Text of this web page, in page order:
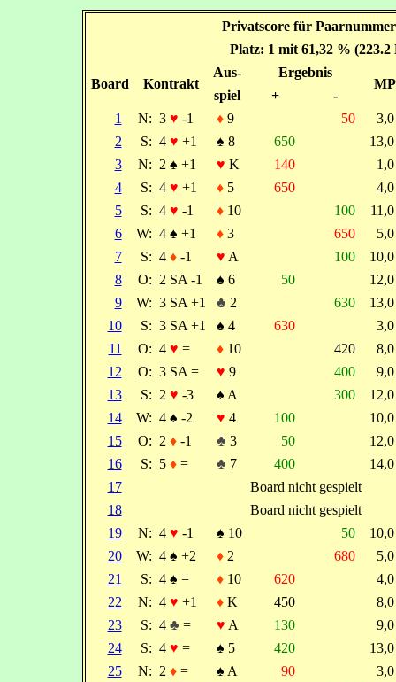
Privatscore für
Platz: 1 mit 61,32 %
Board Kontrakt
Aus- Ergebnis
MP
spiel +
-
1
N: 3 ♥ -1 ♦9 50
2
S: 4 ♥ +1 ♠ 8 650
3
N: 2 ♠ +1 ♥ K 140
4
S: 4 ♥ +1 ♦5 650
5
S: 4 ♥ -1 ♦10 100
6
W: 4 ♠ +1 ♦3 650
7
S: 4 ♦-1 ♥ A 100
8
O: 2 SA -1 ♠ 6 50
9
W: 3 SA +1 ♣ 2 630
10
S: 3 SA +1 ♠ 4 630
11
O: 4 ♥ = ♦10 420
12
O: 3 SA = ♥ 9 400
13
S: 2 ♥ -3 ♠ A 300
14
W: 4 ♠ -2 ♥ 4 100
15
O: 2 ♦-1 ♣ 3 50
16
S: 5 ♦= ♣ 7 400
17
Board nicht gespielt
18
Board nicht gespielt
19
N: 4 ♥ -1 ♠ 10 50
20
W: 4 ♠ +2 ♦2 680
21
S: 4 ♠ = ♦10 620
22
N: 4 ♥ +1 ♦K 450
23
S: 4 ♣ = ♥ A 130
24
S: 4 ♥ = ♠ 5 420
25
N: 2 ♦= ♠ A 90